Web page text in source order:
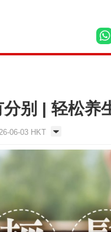
别 | 轻松养
06-03 HKT